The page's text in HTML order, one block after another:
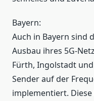
Bayern:
Auch in Bayern sind
Ausbau ihres 5G-
Fürth, Ingolstadt
Sender auf der
implementiert.